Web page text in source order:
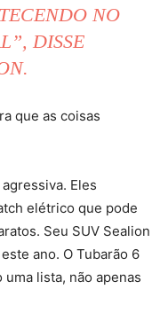
NO
DISSE
que as coisas
Eles
elétrico que pode
Seu SUV Sealion
ano. O Tubarão 6
lista, não apenas